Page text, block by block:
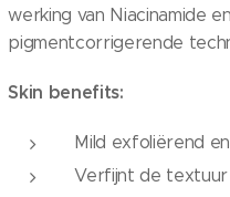
werking van Niacinamide
pigmentcorrigerende
Skin benefits:
Mild exfoliërend
Verfijnt de textuur